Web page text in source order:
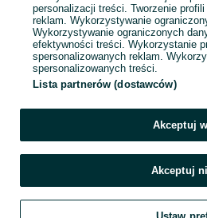
personalizacji treści. Tworzenie
reklam. Wykorzystywanie
Wykorzystywanie ograniczonych
efektywności treści. Wykorzystanie
spersonalizowanych reklam.
spersonalizowanych treści.
Lista partnerów (dostawców)
Akceptuj
Akceptuj